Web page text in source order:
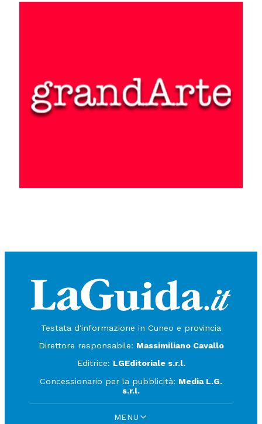
Testata d'informazione in Cuneo e provincia
Direttore responsabile: Massimiliano Cavallo
Editrice: LGEditoriale s.r.l.
Concessionario per la pubblicità: Media L.G.
s.r.l.
MENU